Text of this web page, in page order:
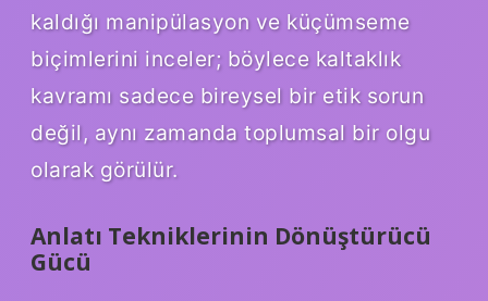
kaldığı manipülasyon ve küçümseme
biçimlerini inceler; böylece kaltaklık
kavramı sadece bireysel bir etik sorun
değil, aynı zamanda toplumsal bir olgu
olarak görülür.
Anlatı Tekniklerinin Dönüştürücü
Gücü